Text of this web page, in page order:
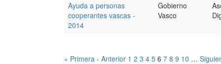
Ayuda a personas
cooperantes vascas -
2014
Gobierno
Vasco
« Primera ‹ Anterior 1 2 3 4 5 6 7 8 9 10 …